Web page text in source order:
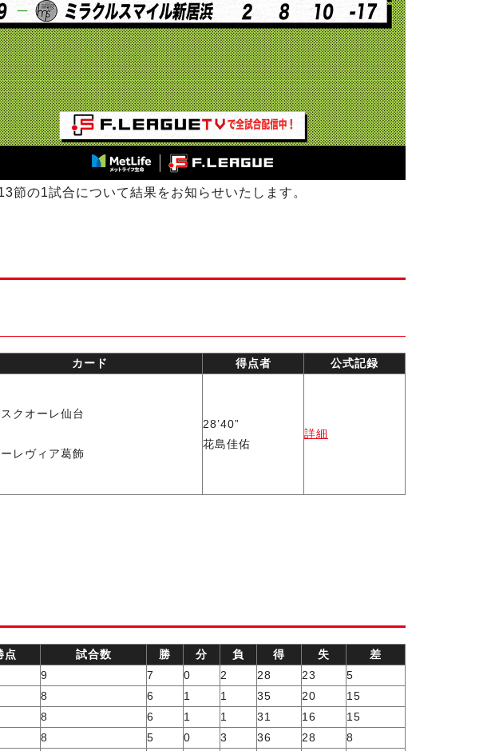
の1試合について結果をお知らせいたします。
カード 得点者 公式記録
クオーレ仙台
ーレヴィア葛飾
28’40”
花島佳佑
詳細
点 試合数 勝 分 負 得 失
差
9 7 0 2 28 23
5
8 6 1 1 35 20
15
8 6 1 1 31 16
15
8 5 0 3 36 28
8